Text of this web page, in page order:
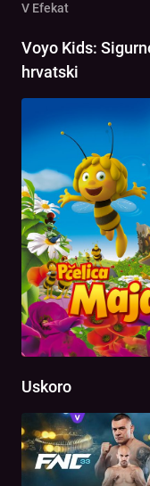
V Efekat
Voyo Kids:
hrvatski
Uskoro